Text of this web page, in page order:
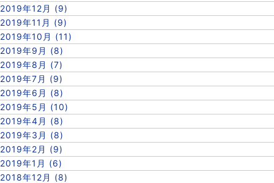
2019年12月 (9)
2019年11月 (9)
2019年10月 (11)
2019年9月 (8)
2019年8月 (7)
2019年7月 (9)
2019年6月 (8)
2019年5月 (10)
2019年4月 (8)
2019年3月 (8)
2019年2月 (9)
2019年1月 (6)
2018年12月 (8)